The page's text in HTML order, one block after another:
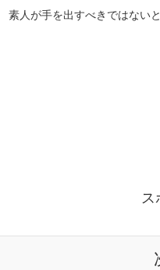
素人が手を出すべきではない
ス